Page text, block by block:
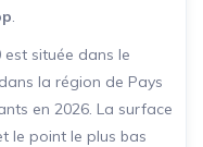
située dans le
la région de Pays
en 2026. La surface
le point le plus bas